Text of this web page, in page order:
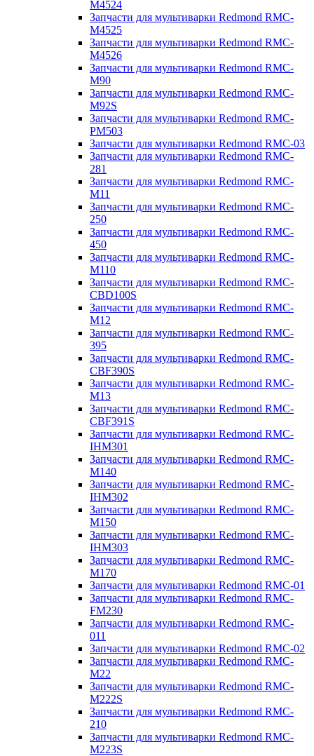
M4524
Запчасти для мультиварки Redmond RMC-
M4525
Запчасти для мультиварки Redmond RMC-
M4526
Запчасти для мультиварки Redmond RMC-
M90
Запчасти для мультиварки Redmond RMC-
M92S
Запчасти для мультиварки Redmond RMC-
PM503
Запчасти для мультиварки Redmond RMC-03
Запчасти для мультиварки Redmond RMC-
281
Запчасти для мультиварки Redmond RMC-
M11
Запчасти для мультиварки Redmond RMC-
250
Запчасти для мультиварки Redmond RMC-
450
Запчасти для мультиварки Redmond RMC-
M110
Запчасти для мультиварки Redmond RMC-
CBD100S
Запчасти для мультиварки Redmond RMC-
M12
Запчасти для мультиварки Redmond RMC-
395
Запчасти для мультиварки Redmond RMC-
CBF390S
Запчасти для мультиварки Redmond RMC-
M13
Запчасти для мультиварки Redmond RMC-
CBF391S
Запчасти для мультиварки Redmond RMC-
IHM301
Запчасти для мультиварки Redmond RMC-
M140
Запчасти для мультиварки Redmond RMC-
IHM302
Запчасти для мультиварки Redmond RMC-
M150
Запчасти для мультиварки Redmond RMC-
IHM303
Запчасти для мультиварки Redmond RMC-
M170
Запчасти для мультиварки Redmond RMC-01
Запчасти для мультиварки Redmond RMC-
FM230
Запчасти для мультиварки Redmond RMC-
011
Запчасти для мультиварки Redmond RMC-02
Запчасти для мультиварки Redmond RMC-
M22
Запчасти для мультиварки Redmond RMC-
M222S
Запчасти для мультиварки Redmond RMC-
210
Запчасти для мультиварки Redmond RMC-
M223S